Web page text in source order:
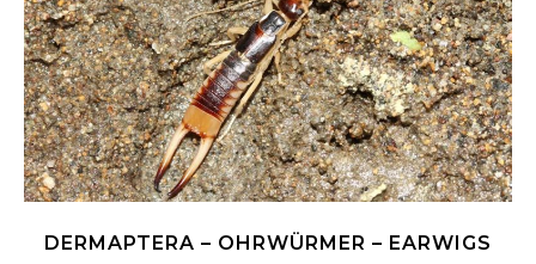
DERMAPTERA – OHRWÜRMER – EARWIGS